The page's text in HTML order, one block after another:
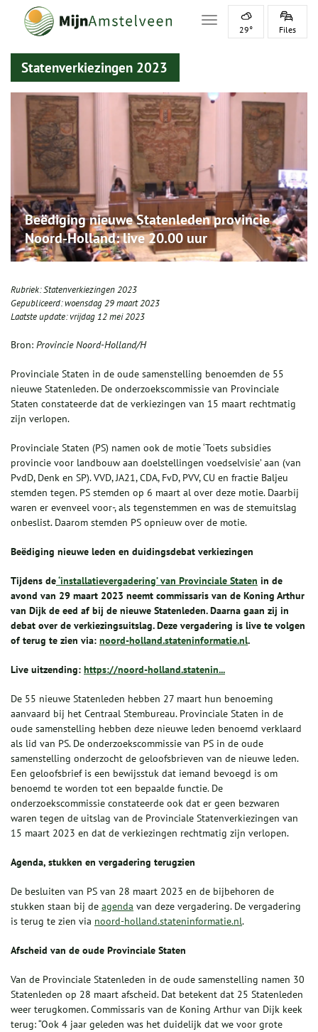
Toggle navigation
29° Files
Statenverkiezingen 2023
Beëdiging nieuwe Statenleden provincie
Noord-Holland: live 20.00 uur
Rubriek:Statenverkiezingen 2023
Gepubliceerd:woensdag 29 maart 2023
Laatste update:vrijdag 12 mei 2023
Bron: Provincie Noord-Holland/H
Provinciale Staten in de oude samenstelling benoemden de 55
nieuwe Statenleden. De onderzoekscommissie van Provinciale
Staten constateerde dat de verkiezingen van 15 maart rechtmatig
zijn verlopen.
Provinciale Staten (PS) namen ook de motie ‘Toets subsidies
provincie voor landbouw aan doelstellingen voedselvisie’ aan (van
PvdD, Denk en SP). VVD, JA21, CDA, FvD, PVV, CU en fractie Baljeu
stemden tegen. PS stemden op 6 maart al over deze motie. Daarbij
waren er evenveel voor-, als tegenstemmen en was de stemuitslag
onbeslist. Daarom stemden PS opnieuw over de motie.
Beëdiging nieuwe leden en duidingsdebat verkiezingen
Tijdens de‘installatievergadering’ van Provinciale Staten in de
avond van 29 maart 2023 neemt commissaris van de Koning Arthur
van Dijk de eed af bij de nieuwe Statenleden. Daarna gaan zij in
debat over de verkiezingsuitslag. Deze vergadering is live te volgen
of terug te zien via: noord-holland.stateninformatie.nl.
Live uitzending: https://noord-holland.statenin...
De 55 nieuwe Statenleden hebben 27 maart hun benoeming
aanvaard bij het Centraal Stembureau. Provinciale Staten in de
oude samenstelling hebben deze nieuwe leden benoemd verklaard
als lid van PS. De onderzoekscommissie van PS in de oude
samenstelling onderzocht de geloofsbrieven van de nieuwe leden.
Een geloofsbrief is een bewijsstuk dat iemand bevoegd is om
benoemd te worden tot een bepaalde functie. De
onderzoekscommissie constateerde ook dat er geen bezwaren
waren tegen de uitslag van de Provinciale Statenverkiezingen van
15 maart 2023 en dat de verkiezingen rechtmatig zijn verlopen.
Agenda, stukken en vergadering terugzien
De besluiten van PS van 28 maart 2023 en de bijbehoren de
stukken staan bij de agenda van deze vergadering. De vergadering
is terug te zien via noord-holland.stateninformatie.nl.
Afscheid van de oude Provinciale Staten
Van de Provinciale Statenleden in de oude samenstelling namen 30
Statenleden op 28 maart afscheid. Dat betekent dat 25 Statenleden
weer terugkomen. Commissaris van de Koning Arthur van Dijk keek
terug: “Ook 4 jaar geleden was het duidelijk dat we voor grote